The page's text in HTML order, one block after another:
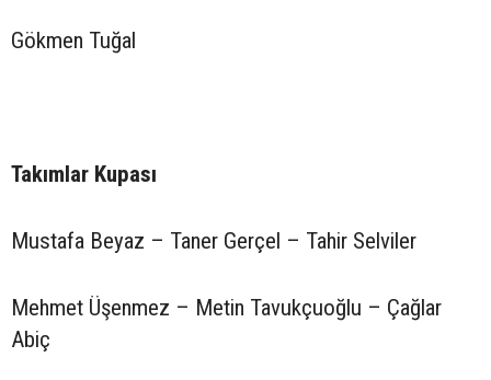
Gökmen Tuğal
Takımlar Kupası
Mustafa Beyaz – Taner Gerçel – Tahir Selviler
Mehmet Üşenmez – Metin Tavukçuoğlu – Çağlar
Abiç